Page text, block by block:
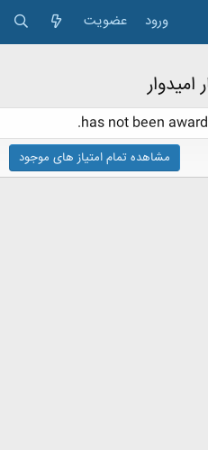
ورود عضویت
مشاهده تمام امتیاز های موجود